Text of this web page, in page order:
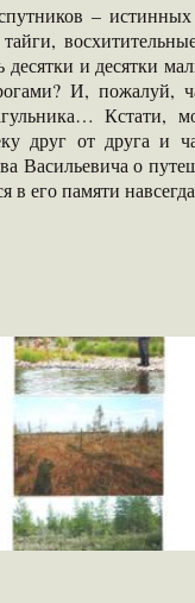
– истинных
и десятки
И, пожалуй,
Кстати,
от друга и
Васильевича о
его памяти